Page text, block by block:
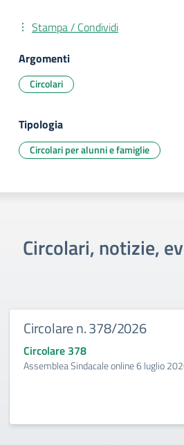
Stampa / Condividi
Argomenti
Circolari
Tipologia
Circolari per alunni e famiglie
Circolari, notizie,
Circolare n. 378/2026
Circolare 378
Assemblea Sindacale online 6 luglio